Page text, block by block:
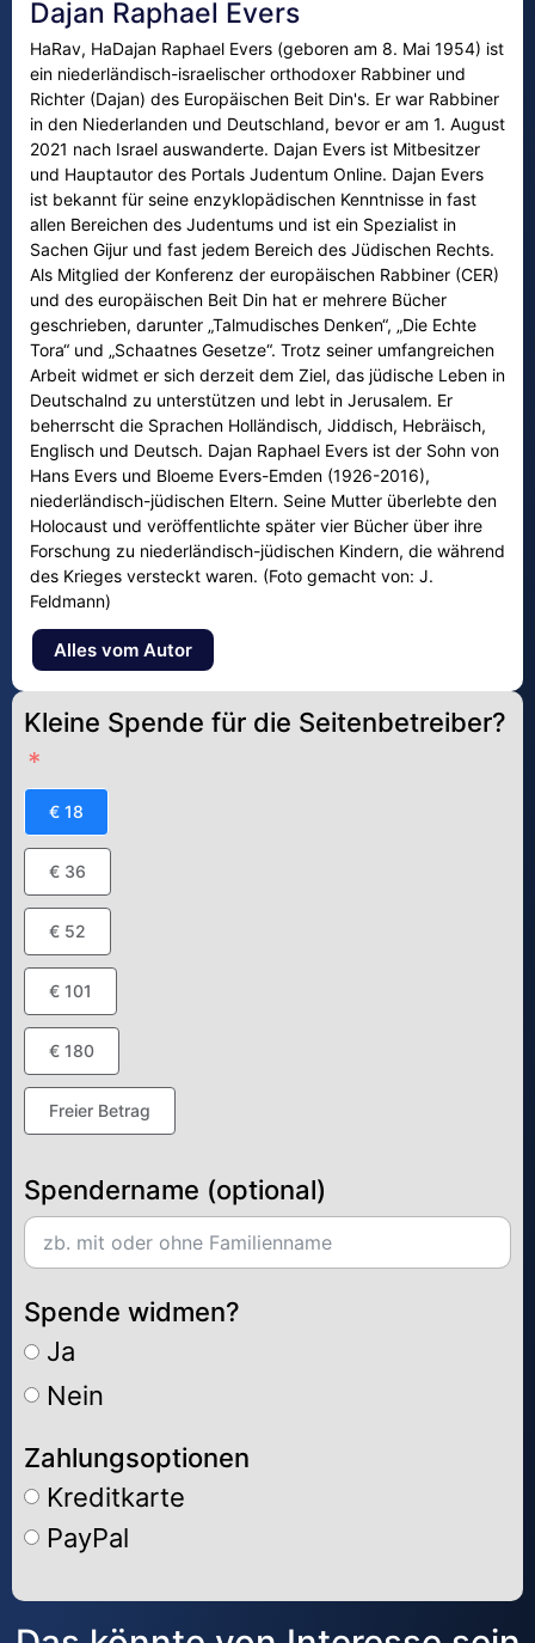
Dajan Raphael Evers
HaRav, HaDajan Raphael Evers (geboren am 8. Mai 1954) ist
ein niederländisch-israelischer orthodoxer Rabbiner und
Richter (Dajan) des Europäischen Beit Din's. Er war Rabbiner
in den Niederlanden und Deutschland, bevor er am 1. August
2021 nach Israel auswanderte. Dajan Evers ist Mitbesitzer
und Hauptautor des Portals Judentum Online. Dajan Evers
ist bekannt für seine enzyklopädischen Kenntnisse in fast
allen Bereichen des Judentums und ist ein Spezialist in
Sachen Gijur und fast jedem Bereich des Jüdischen Rechts.
Als Mitglied der Konferenz der europäischen Rabbiner (CER)
und des europäischen Beit Din hat er mehrere Bücher
geschrieben, darunter „Talmudisches Denken“, „Die Echte
Tora“ und „Schaatnes Gesetze“. Trotz seiner umfangreichen
Arbeit widmet er sich derzeit dem Ziel, das jüdische Leben in
Deutschalnd zu unterstützen und lebt in Jerusalem. Er
beherrscht die Sprachen Holländisch, Jiddisch, Hebräisch,
Englisch und Deutsch. Dajan Raphael Evers ist der Sohn von
Hans Evers und Bloeme Evers-Emden (1926-2016),
niederländisch-jüdischen Eltern. Seine Mutter überlebte den
Holocaust und veröffentlichte später vier Bücher über ihre
Forschung zu niederländisch-jüdischen Kindern, die während
des Krieges versteckt waren. (Foto gemacht von: J.
Feldmann)
Alles vom Autor
Kleine Spende für die Seitenbetreiber?
€ 18
€ 36
€ 52
€ 101
€ 180
Freier Betrag
Spendername (optional)
Spende widmen?
Ja
Nein
Zahlungsoptionen
Kreditkarte
PayPal
Alternative: